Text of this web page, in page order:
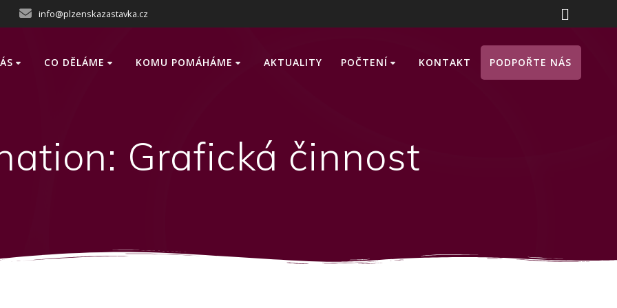
info@plzenskazastavka.cz
CO DĚLÁME KOMU POMÁHÁME AKTUALITY POČTENÍ KONTAKT PODPOŘTE NÁS
Grafická činnost